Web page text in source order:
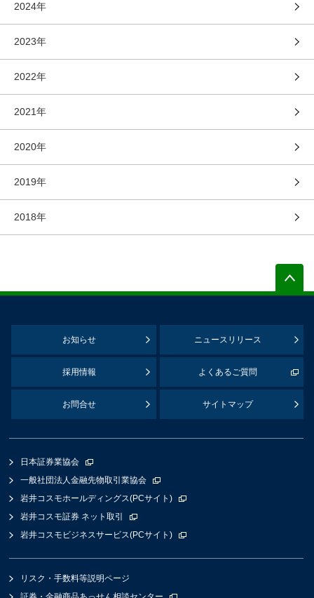
2024年
2023年
2022年
2021年
2020年
2019年
2018年
お知らせ ニュースリリース
採用情報 よくあるご質問
お問合せ サイトマップ
日本証券業協会
一般社団法人金融先物取引業協会
岩井コスモホールディングス(PCサイト)
岩井コスモ証券 ネット取引
岩井コスモビジネスサービス(PCサイト)
リスク・手数料等説明ページ